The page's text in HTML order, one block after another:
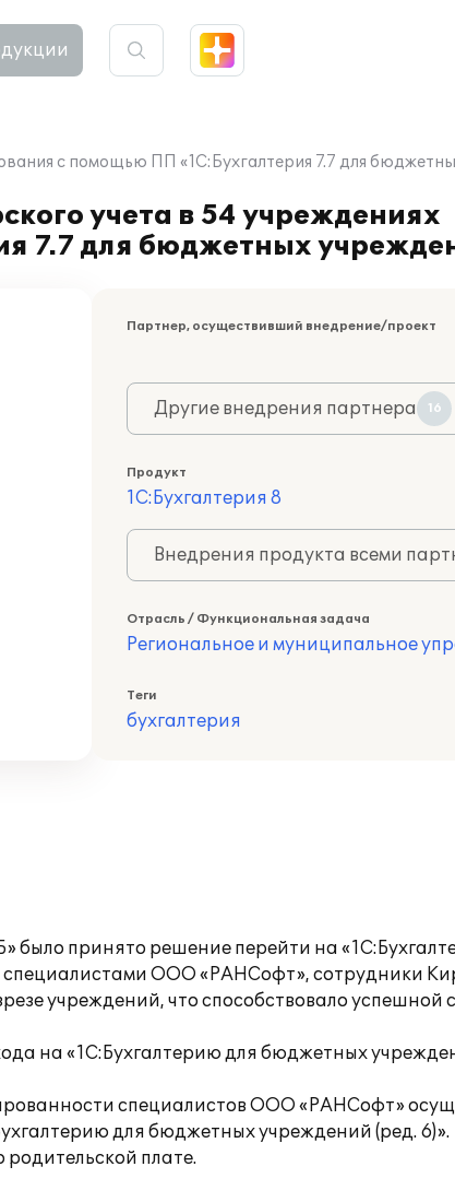
с помощью ПП «1С:Бухгалтерия 7.7 для
учета в 54 учреждениях
7.7 для бюджетных
Партнер, осуществивший внедрение/проект
Другие внедрения партнера 16
Продукт
1С:Бухгалтерия 8
Внедрения продукта всеми
Отрасль / Функциональная задача
Региональное и муниципальное
Теги
бухгалтерия
было принято решение перейти на
ООО «РАНСофт», сотрудники
учреждений, что способствовало успешной
на «1С:Бухгалтерию для бюджетных
специалистов ООО «РАНСофт»
для бюджетных учреждений (ред. 6)».
плате.